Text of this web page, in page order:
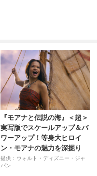
『モアナと伝説の海』＜超＞
実写版でスケールアップ＆パ
ワーアップ！等身大ヒロイ
ン・モアナの魅力を深掘り
提供：ウォルト・ディズニー・ジャ
パン